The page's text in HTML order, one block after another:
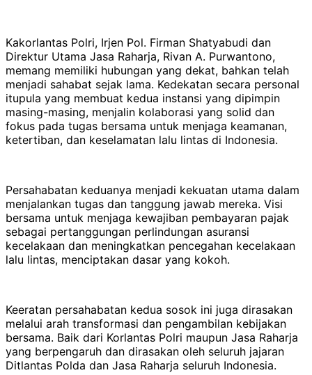
Kakorlantas Polri, Irjen Pol. Firman Shatyabudi dan
Direktur Utama Jasa Raharja, Rivan A. Purwantono,
memang memiliki hubungan yang dekat, bahkan telah
menjadi sahabat sejak lama. Kedekatan secara personal
itupula yang membuat kedua instansi yang dipimpin
masing-masing, menjalin kolaborasi yang solid dan
fokus pada tugas bersama untuk menjaga keamanan,
ketertiban, dan keselamatan lalu lintas di Indonesia.
Persahabatan keduanya menjadi kekuatan utama dalam
menjalankan tugas dan tanggung jawab mereka. Visi
bersama untuk menjaga kewajiban pembayaran pajak
sebagai pertanggungan perlindungan asuransi
kecelakaan dan meningkatkan pencegahan kecelakaan
lalu lintas, menciptakan dasar yang kokoh.
Keeratan persahabatan kedua sosok ini juga dirasakan
melalui arah transformasi dan pengambilan kebijakan
bersama. Baik dari Korlantas Polri maupun Jasa Raharja
yang berpengaruh dan dirasakan oleh seluruh jajaran
Ditlantas Polda dan Jasa Raharja seluruh Indonesia.